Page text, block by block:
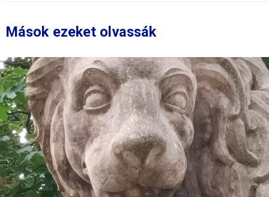
Mások ezeket olvassák